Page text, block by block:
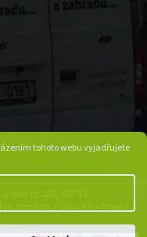
tohoto webu vyjadřujete
Libuň čp.223, 507 15,